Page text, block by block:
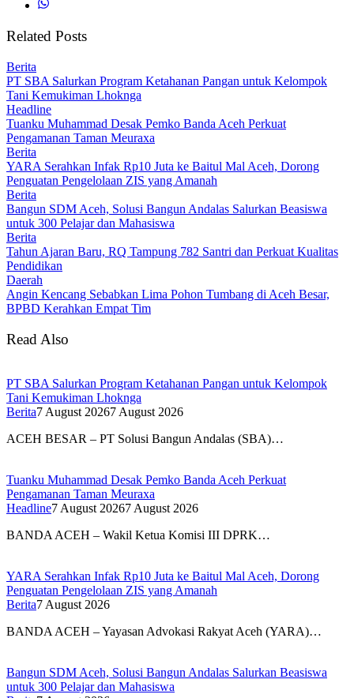
Related Posts
Berita
PT SBA Salurkan Program Ketahanan Pangan untuk Kelompok
Tani Kemukiman Lhoknga
Headline
Tuanku Muhammad Desak Pemko Banda Aceh Perkuat
Pengamanan Taman Meuraxa
Berita
YARA Serahkan Infak Rp10 Juta ke Baitul Mal Aceh, Dorong
Penguatan Pengelolaan ZIS yang Amanah
Berita
Bangun SDM Aceh, Solusi Bangun Andalas Salurkan Beasiswa
untuk 300 Pelajar dan Mahasiswa
Berita
Tahun Ajaran Baru, RQ Tampung 782 Santri dan Perkuat Kualitas
Pendidikan
Daerah
Angin Kencang Sebabkan Lima Pohon Tumbang di Aceh Besar,
BPBD Kerahkan Empat Tim
Read Also
PT SBA Salurkan Program Ketahanan Pangan untuk Kelompok
Tani Kemukiman Lhoknga
Berita7 August 20267 August 2026
ACEH BESAR – PT Solusi Bangun Andalas (SBA)…
Tuanku Muhammad Desak Pemko Banda Aceh Perkuat
Pengamanan Taman Meuraxa
Headline7 August 20267 August 2026
BANDA ACEH – Wakil Ketua Komisi III DPRK…
YARA Serahkan Infak Rp10 Juta ke Baitul Mal Aceh, Dorong
Penguatan Pengelolaan ZIS yang Amanah
Berita7 August 2026
BANDA ACEH – Yayasan Advokasi Rakyat Aceh (YARA)…
Bangun SDM Aceh, Solusi Bangun Andalas Salurkan Beasiswa
untuk 300 Pelajar dan Mahasiswa